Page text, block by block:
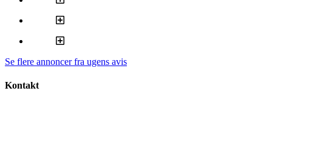
Se flere annoncer fra ugens avis
Kontakt